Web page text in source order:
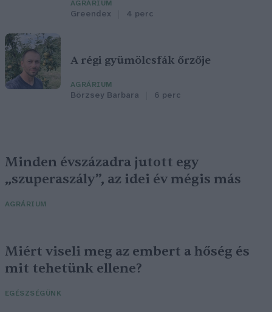
AGRÁRIUM
Greendex 4 perc
A régi gyümölcsfák őrzője
AGRÁRIUM
Börzsey Barbara 6 perc
Minden évszázadra jutott egy
„szuperaszály”, az idei év mégis más
AGRÁRIUM
Miért viseli meg az embert a hőség és
mit tehetünk ellene?
EGÉSZSÉGÜNK